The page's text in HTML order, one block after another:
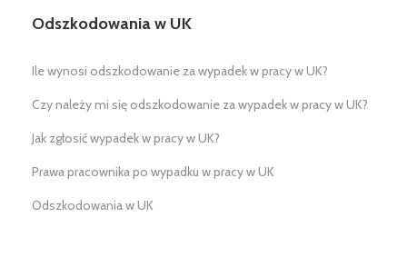
Odszkodowania w UK
Ile wynosi odszkodowanie za wypadek w pracy w UK?
Czy należy mi się odszkodowanie za wypadek w pracy w UK?
Jak zgłosić wypadek w pracy w UK?
Prawa pracownika po wypadku w pracy w UK
Odszkodowania w UK